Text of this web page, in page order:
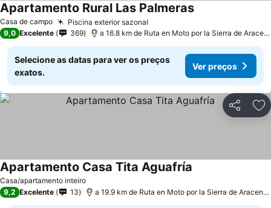
Casa de campo Piscina exterior sazonal
Apartamento Rural Las PalmerasVer preços
9,0 Excelente 369 a 16.8 km de Ruta en Moto por la Sierra de
Selecione as datas para ver os preços
exatos.
Ver preços
Partilhar
Casa/apartamento inteiro
Apartamento Casa Tita Aguafría
9,2 Excelente 13 a 19.9 km de Ruta en Moto por la Sierra de Aracena